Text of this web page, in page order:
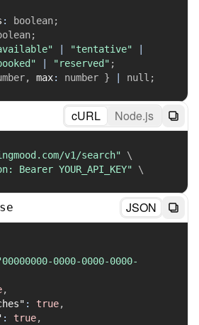
: boolean;
;
"tentative"
"reserved" ;
, max: number } null ;
cURL Node.js
v1/search"
\
Bearer YOUR_API_KEY"
\
JSON
0000-0000-0000-
,
: true,
: true,